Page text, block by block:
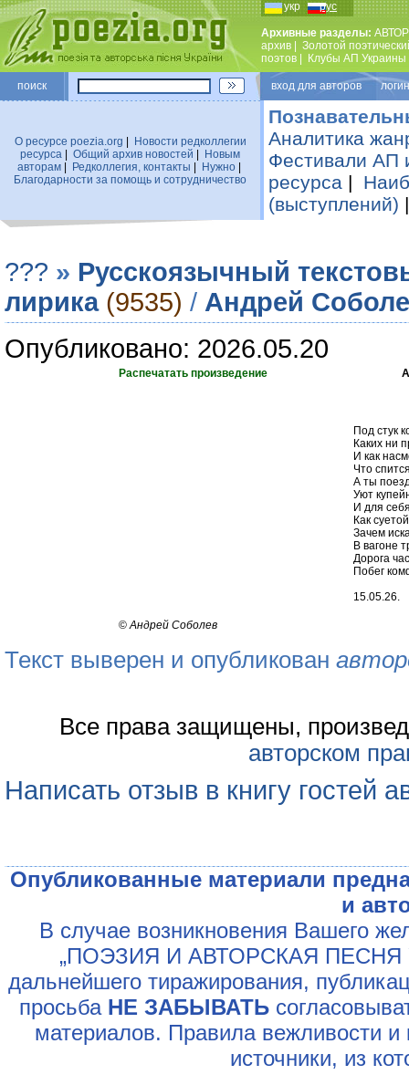
укр рус
Архивные разделы:
архив
Золотой
поэтов
Клубы АП Украины
поиск вход для авторов
О ресурсе poezia.org
Новости редколлегии
ресурса
Общий архив новостей
Новым
авторам| Редколлегия, контакты Нужно|
Благодарности за помощь и сотрудничество
Аналитика
Фестивали АП
ресурса |
(выступлений)
??? » Русскоязычный
лирика (9535) / Андрей
Опубликовано: 2026.05.20
Распечатать произведение
Под стук
Каких ни
И как
Что
А ты
Уют
И для
Как
Зачем
В вагоне
Дорога
Побег
15.05.26.
©Андрей Соболев
Текст выверен и опубликован
Все права защищены,
авторском
Написать отзыв в книгу гостей
Опубликованные материали
и
В случае возникновения Вашего
„ПОЭЗИЯ И АВТОРСКАЯ ПЕСНЯ
дальнейшего тиражирования,
просьба НЕ ЗАБЫВАТЬ
материалов. Правила вежливости и
источники, из